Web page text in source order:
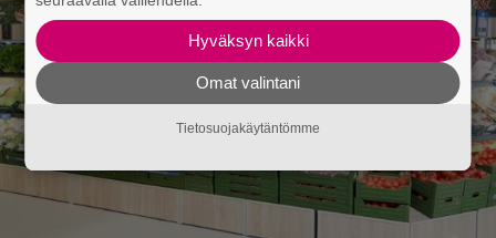
Hyväksyn kaikki
Omat valintani
Tietosuojakäytäntömme